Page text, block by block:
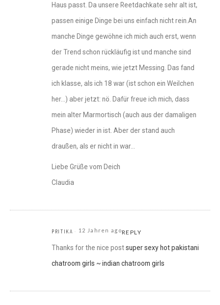
Haus passt. Da unsere Reetdachkate sehr alt ist,
passen einige Dinge bei uns einfach nicht rein.An
manche Dinge gewöhne ich mich auch erst, wenn
der Trend schon rückläufig ist und manche sind
gerade nicht meins, wie jetzt Messing. Das fand
ich klasse, als ich 18 war (ist schon ein Weilchen
her…) aber jetzt: nö. Dafür freue ich mich, dass
mein alter Marmortisch (auch aus der damaligen
Phase) wieder in ist. Aber der stand auch
draußen, als er nicht in war…
Liebe Grüße vom Deich
Claudia
PRITIKA 12 Jahren agoREPLY
Thanks for the nice postsuper sexy hot pakistani
chatroom girls ~ indian chatroom girls